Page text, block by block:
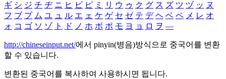
ギ シ ジ チ ヂ ニ ヒ ビ ピ ミ リ ウ ゥ ク グ ス ズ ツ ヅ ッ ヌ
フ ブ プ ム ユ ュ ル エ ェ ケ ゲ セ ゼ テ デ ヘ ベ ペ メ レ オ
ォ コ ゴ ソ ゾ ト ド ノ ホ ボ ポ モ ヨ ョ ロ ヲ ―
http://chineseinput.net/에서 pinyin(병음)방식으로 중국어를 변환
할 수 있습니다.
변환된 중국어를 복사하여 사용하시면 됩니다.